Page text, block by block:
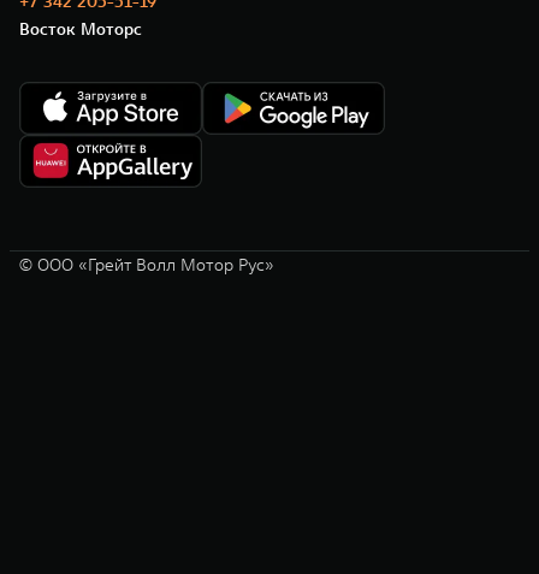
Восток Моторс
© ООО «Грейт Волл Мотор Рус»